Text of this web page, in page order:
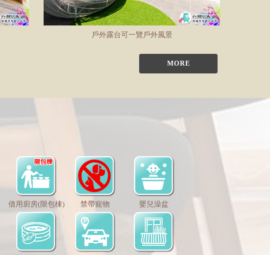
戶外露台可一覽戶外風景
MORE
借用廚房(限包棟) 禁帶寵物 嬰兒澡盆